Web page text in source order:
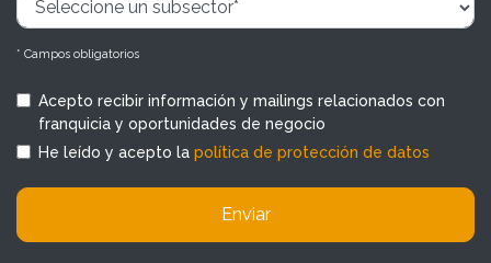
* Campos obligatorios
Acepto recibir información y mailings relacionados con
franquicia y oportunidades de negocio
He leído y acepto la política de protección de datos
Enviar